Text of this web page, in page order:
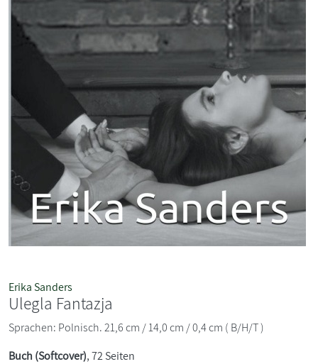
Erika Sanders
Ulegla Fantazja
Sprachen: Polnisch. 21,6 cm / 14,0 cm / 0,4 cm ( B/H/T )
Buch (Softcover), 72 Seiten